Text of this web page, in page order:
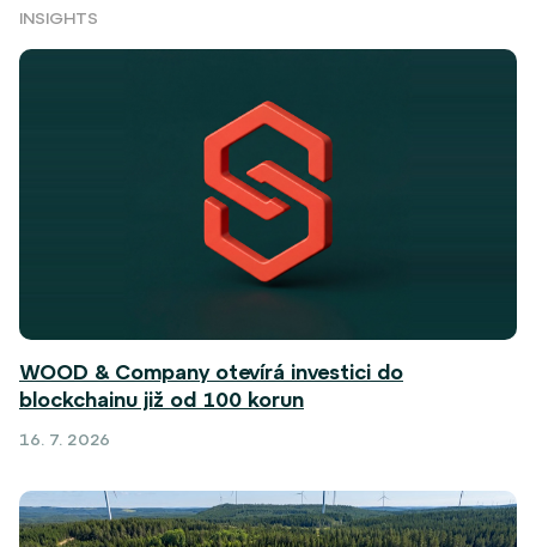
INSIGHTS
WOOD & Company otevírá investici do
blockchainu již od 100 korun
16. 7. 2026